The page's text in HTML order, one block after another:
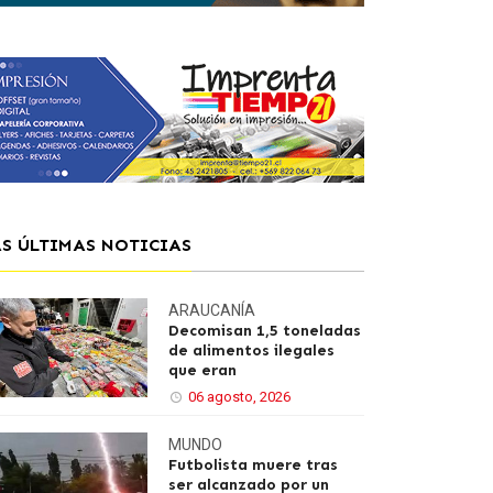
ÚLTIMAS NOTICIAS
ARAUCANÍA
Decomisan 1,5 toneladas
de alimentos ilegales
que eran
06 agosto, 2026
MUNDO
Futbolista muere tras
ser alcanzado por un